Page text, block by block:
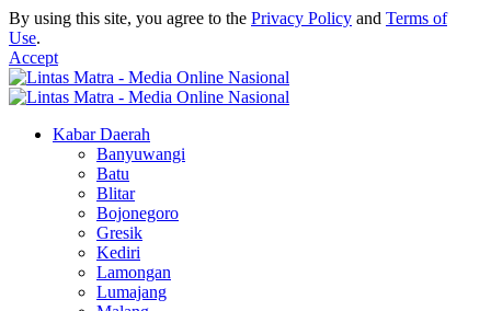
By using this site, you agree to the Privacy Policy and Terms of
Use.
Accept
Kabar Daerah
Banyuwangi
Batu
Blitar
Bojonegoro
Gresik
Kediri
Lamongan
Lumajang